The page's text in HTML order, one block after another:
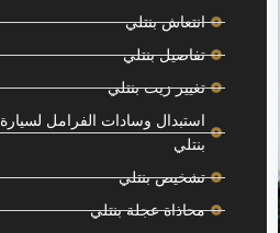
انتعاش بنتلي
تفاصيل بنتلي
تغيير زيت بنتلي
استبدال وسادات الفرامل لسيارة
بنتلي
تشخيص بنتلي
محاذاة عجلة بنتلي